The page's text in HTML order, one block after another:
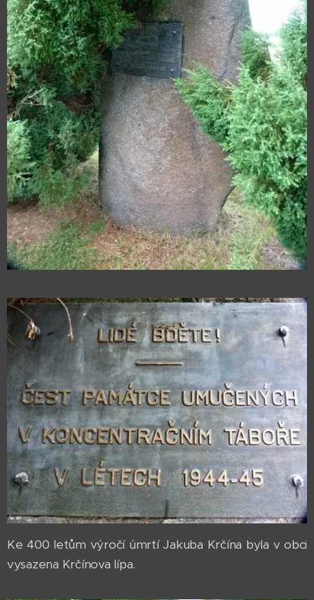
Ke 400 letům výročí úmrtí Jakuba Krčína byla v obci
vysazena Krčínova lípa.